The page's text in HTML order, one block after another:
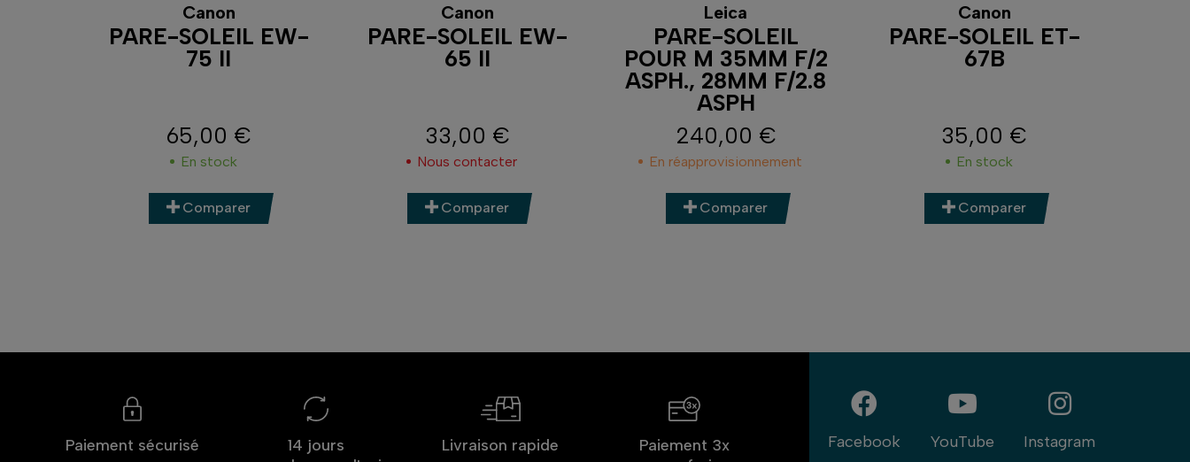
Canon
PARE-SOLEIL EW-
75 II
Prix
65,00 €
En stock
Comparer
Canon
PARE-SOLEIL EW-
65 II
Prix
33,00 €
Nous contacter
Comparer
Leica
PARE-SOLEIL
POUR M 35MM F/2
ASPH., 28MM F/2.8
ASPH
Prix
240,00 €
En réapprovisionnement
Comparer
Canon
PARE-SOLEIL ET-
67B
Prix
35,00 €
En stock
Comparer
Paiement sécurisé
14 jours
Livraison rapide
Paiement 3x
Facebook YouTube Instagram